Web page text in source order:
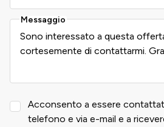
Messaggio
Acconsento a essere
telefono e via e-mail e a